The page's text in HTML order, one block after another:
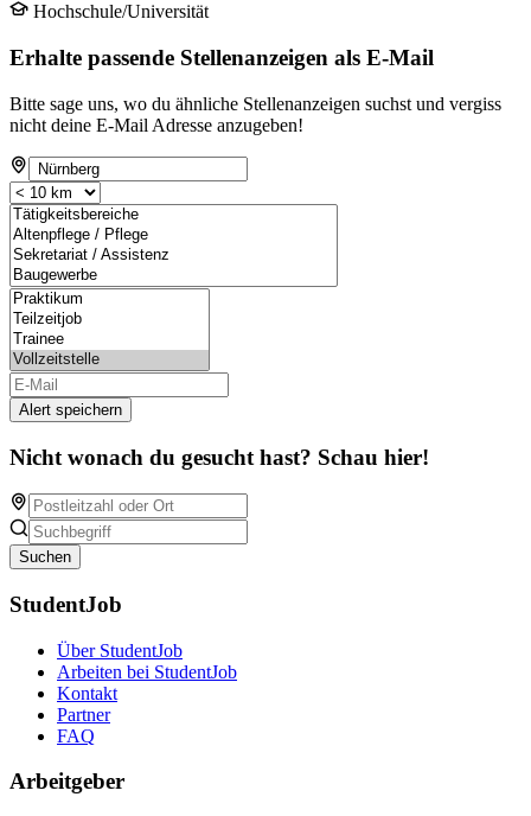
Hochschule/Universität
Erhalte passende Stellenanzeigen als E-Mail
Bitte sage uns, wo du ähnliche Stellenanzeigen suchst und vergiss
nicht deine E-Mail Adresse anzugeben!
Alert speichern
Nicht wonach du gesucht hast? Schau hier!
Suchen
StudentJob
Über StudentJob
Arbeiten bei StudentJob
Kontakt
Partner
FAQ
Arbeitgeber